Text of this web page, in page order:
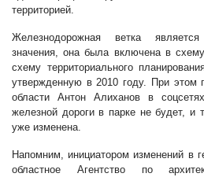
территорией.
Железнодорожная ветка
значения, она была включена в
схему территориального
утвержденную в 2010 году. При этом
области Антон Алиханов в
железной дороги в парке не будет, и
уже изменена.
Напомним, инициатором изменений в
областное Агентство по